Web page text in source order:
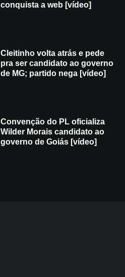
conquista a web [vídeo]
Cleitinho volta atrás e pede
pra ser candidato ao governo
de MG; partido nega [vídeo]
Convenção do PL oficializa
Wilder Morais candidato ao
governo de Goiás [vídeo]